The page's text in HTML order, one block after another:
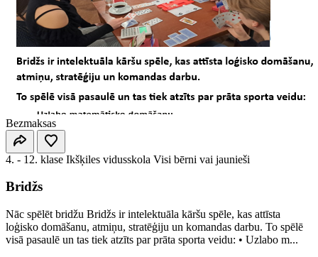
Bezmaksas
4. - 12. klase Ikšķiles vidusskola Visi bērni vai jaunieši
Bridžs
Nāc spēlēt bridžu Bridžs ir intelektuāla kāršu spēle, kas attīsta
loģisko domāšanu, atmiņu, stratēģiju un komandas darbu. To spēlē
visā pasaulē un tas tiek atzīts par prāta sporta veidu: • Uzlabo m...